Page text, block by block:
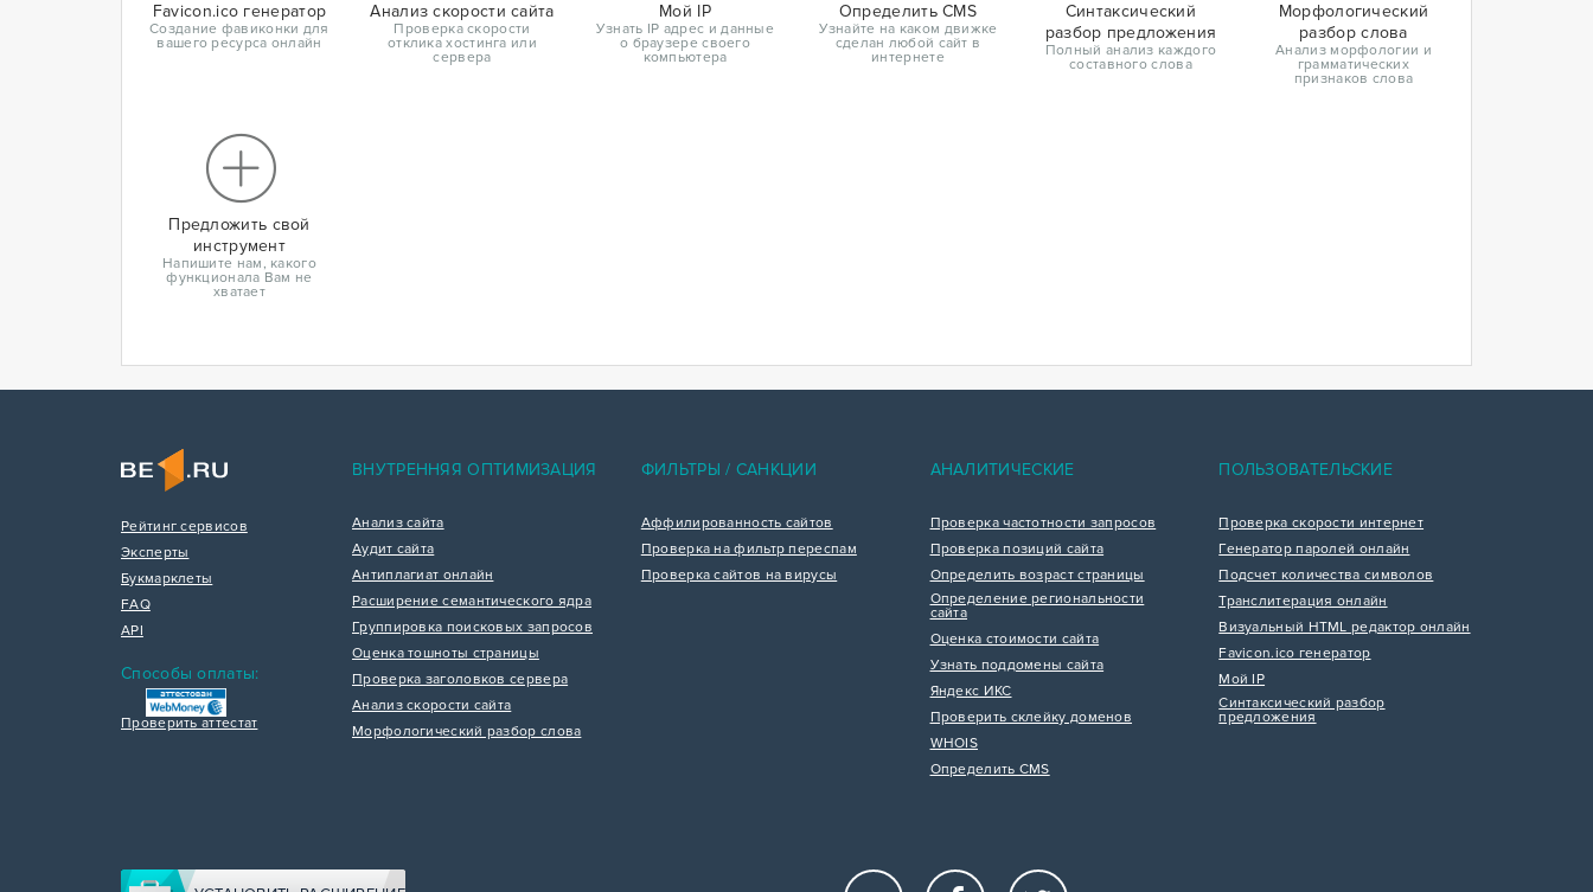
Favicon.ico генератор
Создание фавиконки для
вашего ресурса онлайн
Анализ скорости сайта
Проверка скорости
отклика хостинга или
сервера
Мой IP
Узнать IP адрес и данные
о браузере своего
компьютера
Определить CMS
Узнайте на каком движке
сделан любой сайт в
интернете
Синтаксический
разбор предложения
Полный анализ каждого
составного слова
Морфологический
разбор слова
Анализ морфологии и
грамматических
признаков слова
Предложить свой
инструмент
Напишите нам, какого
функционала Вам не
хватает
Рейтинг сервисов
Эксперты
Букмарклеты
FAQ
API
Способы оплаты:
Проверить аттестат
ВНУТРЕННЯЯ ОПТИМИЗАЦИЯ
Анализ сайта
Аудит сайта
Антиплагиат онлайн
Расширение семантического ядра
Группировка поисковых запросов
Оценка тошноты страницы
Проверка заголовков сервера
Анализ скорости сайта
Морфологический разбор слова
ФИЛЬТРЫ / САНКЦИИ
Аффилированность сайтов
Проверка на фильтр переспам
Проверка сайтов на вирусы
АНАЛИТИЧЕСКИЕ
Проверка частотности запросов
Проверка позиций сайта
Определить возраст страницы
Определение региональности
сайта
Оценка стоимости сайта
Узнать поддомены сайта
Яндекс ИКС
Проверить склейку доменов
WHOIS
Определить CMS
ПОЛЬЗОВАТЕЛЬСКИЕ
Проверка скорости интернет
Генератор паролей онлайн
Подсчет количества символов
Транслитерация онлайн
Визуальный HTML редактор онлайн
Favicon.ico генератор
Мой IP
Синтаксический разбор
предложения